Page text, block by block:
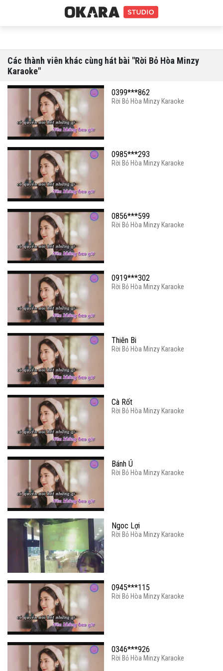
Các thành viên khác cùng hát bài "Rời Bỏ Hòa Minzy
Karaoke"
0399***862
Rời Bỏ Hòa Minzy Karaoke
0985***293
Rời Bỏ Hòa Minzy Karaoke
0856***599
Rời Bỏ Hòa Minzy Karaoke
0919***302
Rời Bỏ Hòa Minzy Karaoke
Thiên Bi
Rời Bỏ Hòa Minzy Karaoke
Cà Rốt
Rời Bỏ Hòa Minzy Karaoke
Bánh Ú
Rời Bỏ Hòa Minzy Karaoke
Ngoc Lợi
Rời Bỏ Hòa Minzy Karaoke
0945***115
Rời Bỏ Hòa Minzy Karaoke
0346***926
Rời Bỏ Hòa Minzy Karaoke